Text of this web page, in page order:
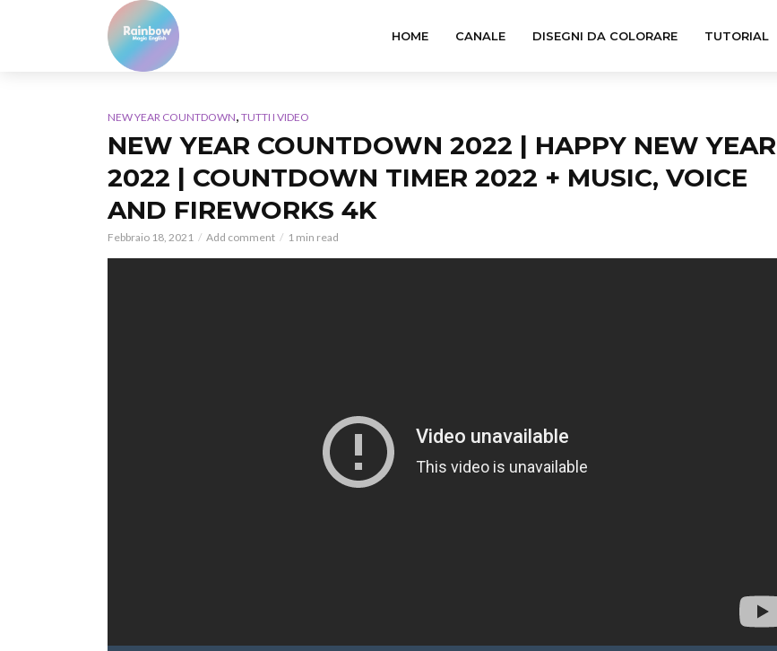
HOME CANALE DISEGNI DA COLORARE TUTORIAL
NEW YEAR COUNTDOWN, TUTTI I VIDEO
NEW YEAR COUNTDOWN 2022 | HAPPY NEW YEAR
2022 | COUNTDOWN TIMER 2022 + MUSIC, VOICE
AND FIREWORKS 4K
Febbraio 18, 2021 Add comment 1 min read